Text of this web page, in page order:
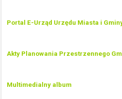
Portal E-Urząd Urzędu Miasta i
Akty Planowania Przestrzennego
Multimedialny album